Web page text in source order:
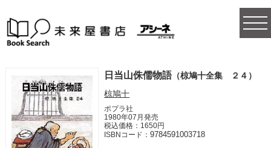
日当山侏儒物語（椋鳩十全集 ２４）
椋鳩十
ポプラ社
1980年07月発売
税込価格：1650円
ISBNコード：9784591003718